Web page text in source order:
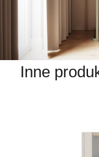
Inne